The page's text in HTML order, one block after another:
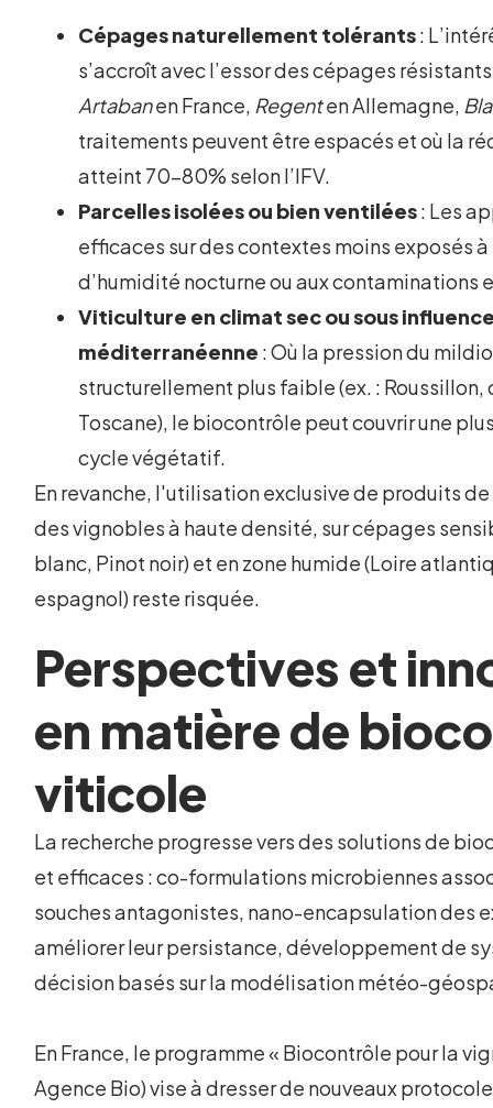
Cépages naturellement tolérants:
s’accroît avec l’essor des cépages
Artabanen France, Regenten Allemagne,
traitements peuvent être espacés et où la
atteint 70-80% selon l’IFV.
Parcelles isolées ou bien ventilées: Les
efficaces sur des contextes moins exposés
d’humidité nocturne ou aux contaminations
Viticulture en climat sec ou sous
méditerranéenne : Où la pression du
structurellement plus faible (ex. : Roussillon,
Toscane), le biocontrôle peut couvrir une
cycle végétatif.
En revanche, l'utilisation exclusive de produits
des vignobles à haute densité, sur cépages
blanc, Pinot noir) et en zone humide (Loire
espagnol) reste risquée.
Perspectives et
en matière de
viticole
La recherche progresse vers des solutions de
et efficaces : co-formulations microbiennes
souches antagonistes, nano-encapsulation des
améliorer leur persistance, développement de
décision basés sur la modélisation météo-
En France, le programme « Biocontrôle pour la
Agence Bio) vise à dresser de nouveaux